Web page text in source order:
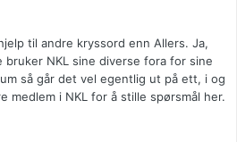
til andre kryssord enn Allers. Ja,
NKL sine diverse fora for sine
så går det vel egentlig ut på ett, i og
medlem i NKL for å stille spørsmål her.